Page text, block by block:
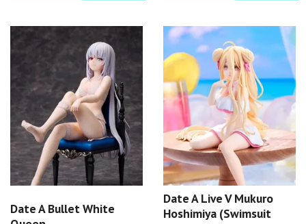
Date A Bullet White
Date A Live V Mukuro
Hoshimiya (Swimsuit